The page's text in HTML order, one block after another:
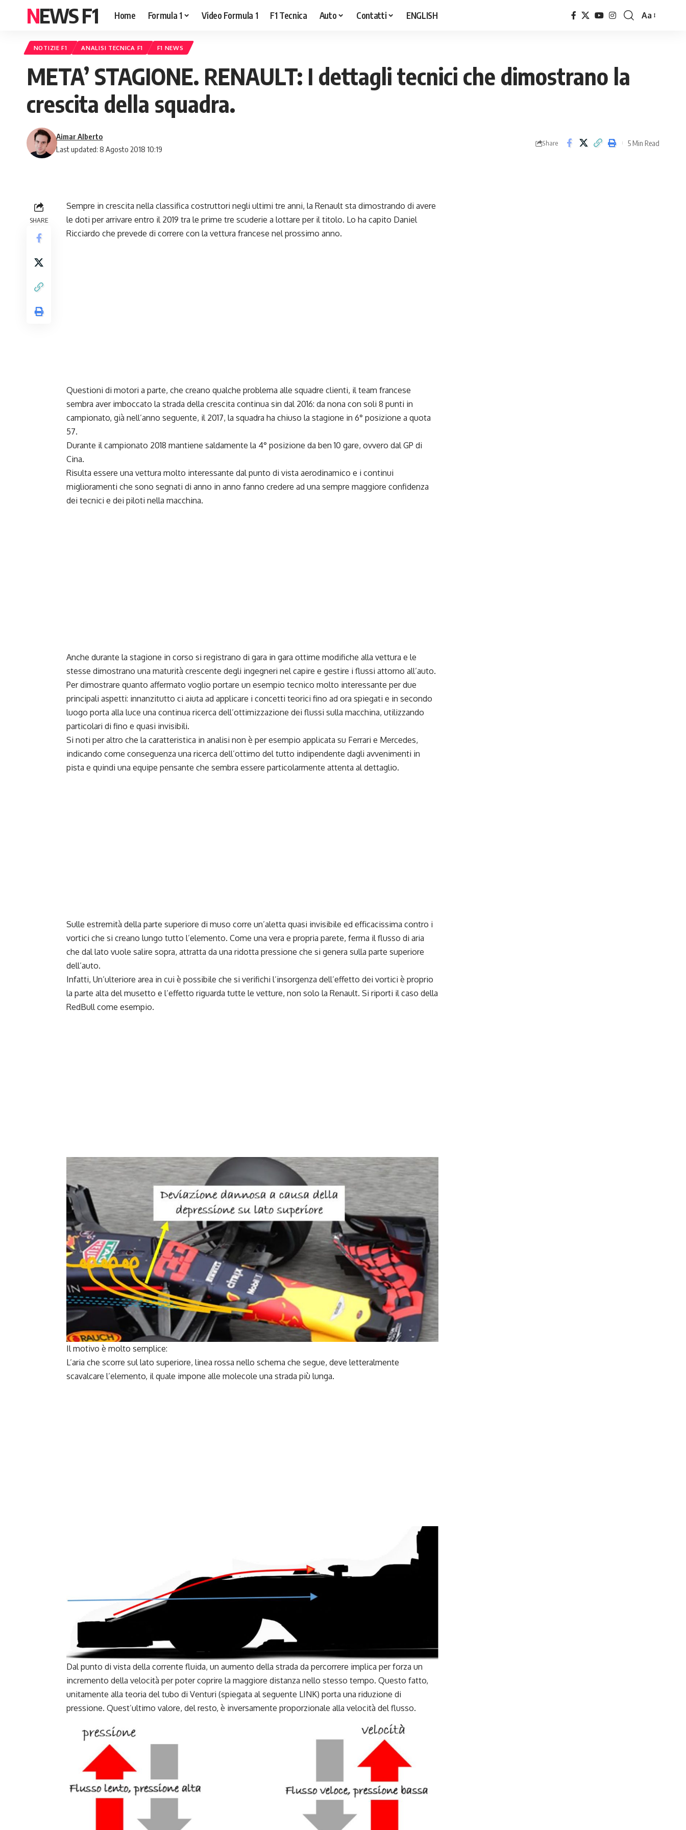
NEWS F1 Home Formula 1 Video Formula 1 F1 Tecnica Auto Contatti ENGLISH
Font
Aa
NOTIZIE F1 ANALISI TECNICA F1 F1 NEWS
META’ STAGIONE. RENAULT: I dettagli tecnici che dimostrano la
crescita della squadra.
Last updated: 8 Agosto 2018 10:19
Aimar Alberto
Share 5 Min Read
SHARE
Sempre in crescita nella classifica costruttori negli ultimi tre anni, la Renault sta dimostrando di avere
le doti per arrivare entro il 2019 tra le prime tre scuderie a lottare per il titolo. Lo ha capito Daniel
Ricciardo che prevede di correre con la vettura francese nel prossimo anno.
Questioni di motori a parte, che creano qualche problema alle squadre clienti, il team francese
sembra aver imboccato la strada della crescita continua sin dal 2016: da nona con soli 8 punti in
campionato, già nell’anno seguente, il 2017, la squadra ha chiuso la stagione in 6° posizione a quota
57.
Durante il campionato 2018 mantiene saldamente la 4° posizione da ben 10 gare, ovvero dal GP di
Cina.
Risulta essere una vettura molto interessante dal punto di vista aerodinamico e i continui
miglioramenti che sono segnati di anno in anno fanno credere ad una sempre maggiore confidenza
dei tecnici e dei piloti nella macchina.
Anche durante la stagione in corso si registrano di gara in gara ottime modifiche alla vettura e le
stesse dimostrano una maturità crescente degli ingegneri nel capire e gestire i flussi attorno all’auto.
Per dimostrare quanto affermato voglio portare un esempio tecnico molto interessante per due
principali aspetti: innanzitutto ci aiuta ad applicare i concetti teorici fino ad ora spiegati e in secondo
luogo porta alla luce una continua ricerca dell’ottimizzazione dei flussi sulla macchina, utilizzando
particolari di fino e quasi invisibili.
Si noti per altro che la caratteristica in analisi non è per esempio applicata su Ferrari e Mercedes,
indicando come conseguenza una ricerca dell’ottimo del tutto indipendente dagli avvenimenti in
pista e quindi una equipe pensante che sembra essere particolarmente attenta al dettaglio.
Sulle estremità della parte superiore di muso corre un’aletta quasi invisibile ed efficacissima contro i
vortici che si creano lungo tutto l’elemento. Come una vera e propria parete, ferma il flusso di aria
che dal lato vuole salire sopra, attratta da una ridotta pressione che si genera sulla parte superiore
dell’auto.
Infatti, Un’ulteriore area in cui è possibile che si verifichi l’insorgenza dell’effetto dei vortici è proprio
la parte alta del musetto e l’effetto riguarda tutte le vetture, non solo la Renault. Si riporti il caso della
RedBull come esempio.
Il motivo è molto semplice:
L’aria che scorre sul lato superiore, linea rossa nello schema che segue, deve letteralmente
scavalcare l’elemento, il quale impone alle molecole una strada più lunga.
Dal punto di vista della corrente fluida, un aumento della strada da percorrere implica per forza un
incremento della velocità per poter coprire la maggiore distanza nello stesso tempo. Questo fatto,
unitamente alla teoria del tubo di Venturi (spiegata al seguente LINK) porta una riduzione di
pressione. Quest’ultimo valore, del resto, è inversamente proporzionale alla velocità del flusso.